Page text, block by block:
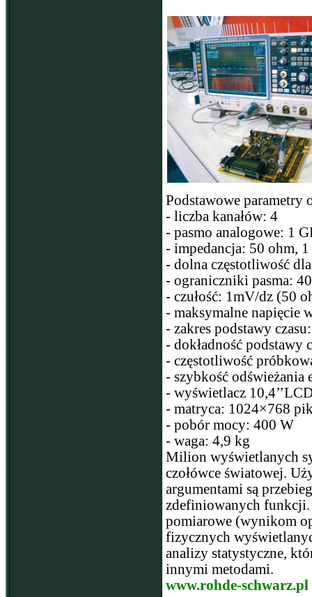
Podstawowe parametry
- liczba kanałów: 4
- pasmo analogowe: 1
- impedancja: 50 ohm,
- dolna częstotliwość
- ograniczniki pasma:
- czułość: 1mV/dz (50
- maksymalne napięcie
- zakres podstawy
- dokładność podstawy
- częstotliwość
- szybkość
- wyświetlacz
- matryca: 1024×768
- pobór mocy: 400 W
- waga: 4,9 kg
Milion wyświetlanych
czołówce światowej.
argumentami są
zdefiniowanych funkcji.
pomiarowe (wynikom
fizycznych
analizy statystyczne,
innymi metodami.
www.rohde-schwarz.pl